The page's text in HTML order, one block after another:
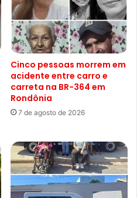
Cinco pessoas morrem em
acidente entre carro e
carreta na BR-364 em
Rondônia
7 de agosto de 2026